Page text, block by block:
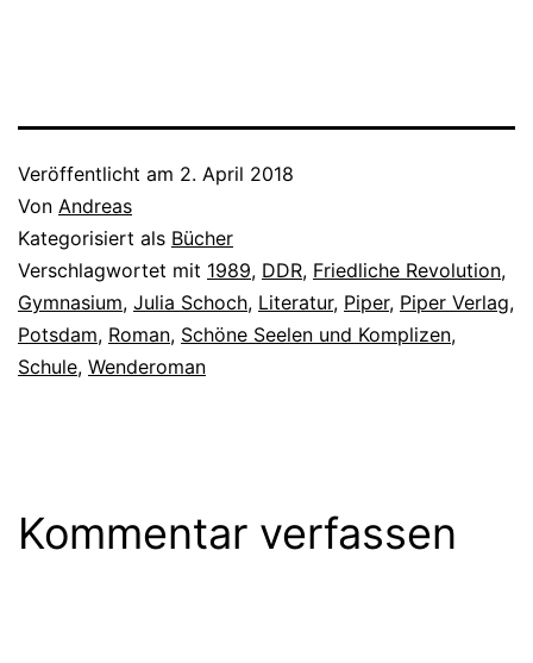
Veröffentlicht am 2. April 2018
Von Andreas
Kategorisiert als Bücher
Verschlagwortet mit 1989, DDR, Friedliche Revolution,
Gymnasium, Julia Schoch, Literatur, Piper, Piper Verlag,
Potsdam, Roman, Schöne Seelen und Komplizen,
Schule, Wenderoman
Kommentar verfassen